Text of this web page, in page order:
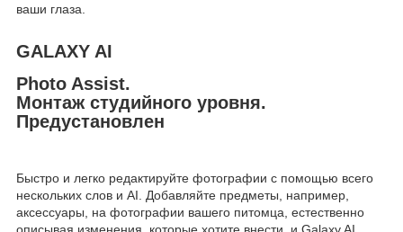
ваши глаза.
GALAXY AI
Photo Assist.
Монтаж студийного уровня.
Предустановлен
Быстро и легко редактируйте фотографии с помощью всего
нескольких слов и AI. Добавляйте предметы, например,
аксессуары, на фотографии вашего питомца, естественно